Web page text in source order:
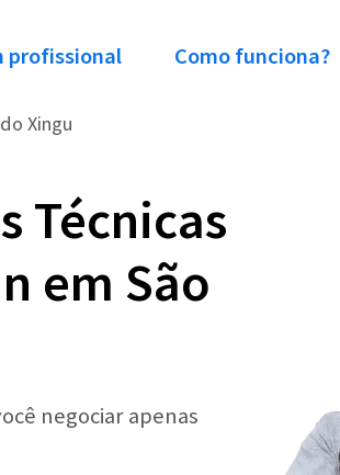
profissional Como funciona?
Xingu
Técnicas
em São
negociar apenas